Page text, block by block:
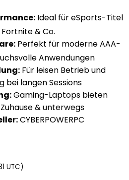
Ideal für eSports-Titel
& Co.
Perfekt für moderne AAA-
Anwendungen
Für leisen Betrieb und
bei langen Sessions
Gaming-Laptops bieten
& unterwegs
CYBERPOWERPC
UTC)